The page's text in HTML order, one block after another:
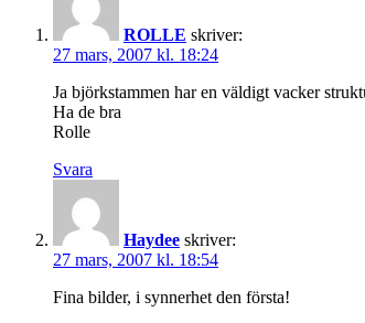
ROLLE skriver:
27 mars, 2007 kl. 18:24
Ja björkstammen har en väldigt vacker
Ha de bra
Rolle
Svara
Haydee skriver:
27 mars, 2007 kl. 18:54
Fina bilder, i synnerhet den första!